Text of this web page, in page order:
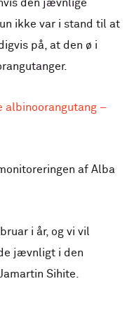
den jævnlige
ikke var i stand til at
på, at den ø i
albinoorangutang –
af Alba
i år, og vi vil
jævnligt i den
Sihite.